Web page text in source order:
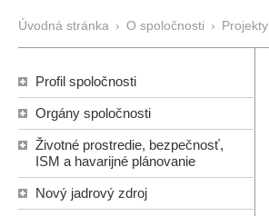
Úvodná stránka › O spoločnosti › Projekty
Profil spoločnosti
Orgány spoločnosti
Životné prostredie, bezpečnosť,
ISM a havarijné plánovanie
Nový jadrový zdroj